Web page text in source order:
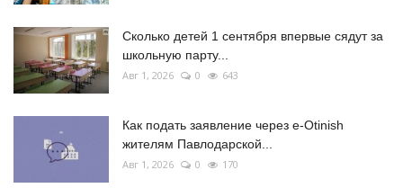
Сколько детей 1 сентября впервые сядут за
школьную парту...
Авг 1, 2026 0 643
Как подать заявление через e-Otinish
жителям Павлодарской...
Авг 1, 2026 0 170